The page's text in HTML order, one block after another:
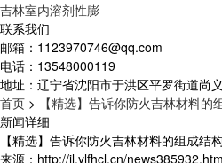
吉林室内溶剂性膨
联系我们
邮箱： 1123970746@qq.com
电话： 13548000119
地址： 辽宁省沈阳市于洪区平罗街道尚
首页 >
【精选】告诉你防火吉林材料
新闻详细
【精选】告诉你防火吉林材料的组成结
来源：http://jl.ylfhcl.cn/